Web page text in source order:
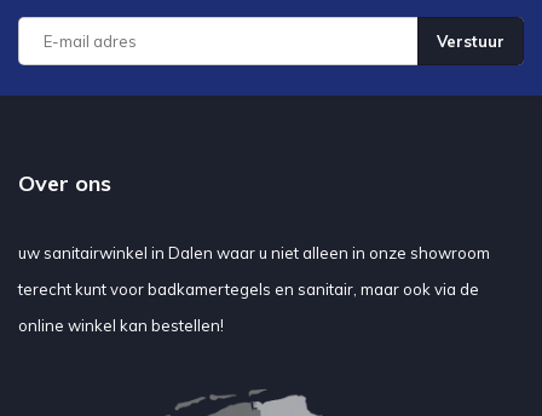
Verstuur
Over ons
uw sanitairwinkel in Dalen waar u niet alleen in onze showroom
terecht kunt voor badkamertegels en sanitair, maar ook via de
online winkel kan bestellen!